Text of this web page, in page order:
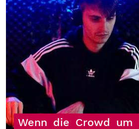
Wenn die Crowd um